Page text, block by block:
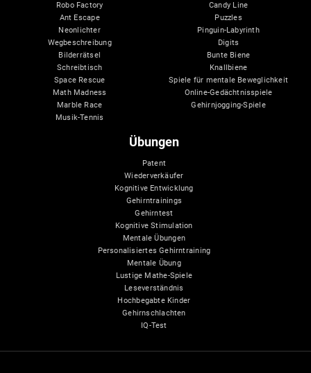
Robo Factory
Ant Escape
Neonlichter
Wegbeschreibung
Bilderrätsel
Schreibtisch
Space Rescue
Math Madness
Marble Race
Musik-Tennis
Candy Line
Puzzles
Pinguin-Labyrinth
Digits
Bunte Biene
Knallbiene
Spiele für mentale Beweglichkeit
Online-Gedächtnisspiele
Gehirnjogging-Spiele
Übungen
Patent
Wiederverkäufer
Kognitive Entwicklung
Gehirntrainings
Gehirntest
Kognitive Stimulation
Mentale Übungen
Personalisiertes Gehirntraining
Mentale Übung
Lustige Mathe-Spiele
Leseverständnis
Hochbegabte Kinder
Gehirnschlachten
IQ-Test